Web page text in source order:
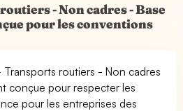
- Non cadres - Base
pour les conventions
Transports routiers - Non cadres
conçue pour respecter les
pour les entreprises des